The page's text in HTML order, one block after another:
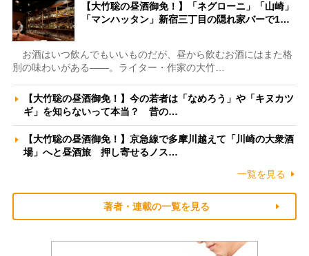
【大竹聡の昼酒御免！】「ネグローニ」「山崎」
「マンハッタン」新宿三丁目の隠れ家バーで1…
お酒はいつ飲んでもいいものだが、昼から飲むお酒にはまた格
別の味わいがある――。ライター・作家の大竹…
【大竹聡の昼酒御免！】今の若者は「なめろう」や「キヌカツ
ギ」を知らないって本当？ 昔の…
【大竹聡の昼酒御免！】京急線で多摩川越えて「川崎の大衆酒
場」へと昼酒旅 押し寄せるノス…
一覧を見る
著者・連載の一覧を見る